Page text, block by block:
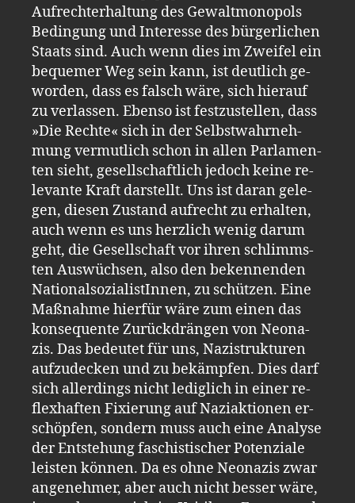
Auf­recht­er­hal­tung des Ge­walt­mo­no­pols
Be­din­gung und In­ter­es­se des bür­ger­li­chen
Staats sind. Auch wenn dies im Zwei­fel ein
be­que­mer Weg sein kann, ist deut­lich ge­
wor­den, dass es falsch wäre, sich hier­auf
zu ver­las­sen. Eben­so ist fest­zu­stel­len, dass
»Die Rech­te« sich in der Selbst­wahr­neh­
mung ver­mut­lich schon in allen Par­la­men­
ten sieht, ge­sell­schaft­lich je­doch keine re­
le­van­te Kraft dar­stellt. Uns ist daran ge­le­
gen, die­sen Zu­stand auf­recht zu er­hal­ten,
auch wenn es uns herz­lich wenig darum
geht, die Ge­sell­schaft vor ihren schlimms­
ten Aus­wüch­sen, also den be­ken­nen­den
Na­tio­nal­so­zia­lis­tIn­nen, zu schüt­zen. Eine
Maß­nah­me hier­für wäre zum einen das
kon­se­quen­te Zu­rück­drän­gen von Neo­na­
zis. Das be­deu­tet für uns, Na­zi­struk­tu­ren
auf­zu­de­cken und zu be­kämp­fen. Dies darf
sich al­ler­dings nicht le­dig­lich in einer re­
flex­haf­ten Fi­xie­rung auf Na­zi­ak­tio­nen er­
schöp­fen, son­dern muss auch eine Ana­ly­se
der Ent­ste­hung fa­schis­ti­scher Po­ten­zia­le
leis­ten kön­nen. Da es ohne Neo­na­zis zwar
an­ge­neh­mer, aber auch nicht bes­ser wäre,